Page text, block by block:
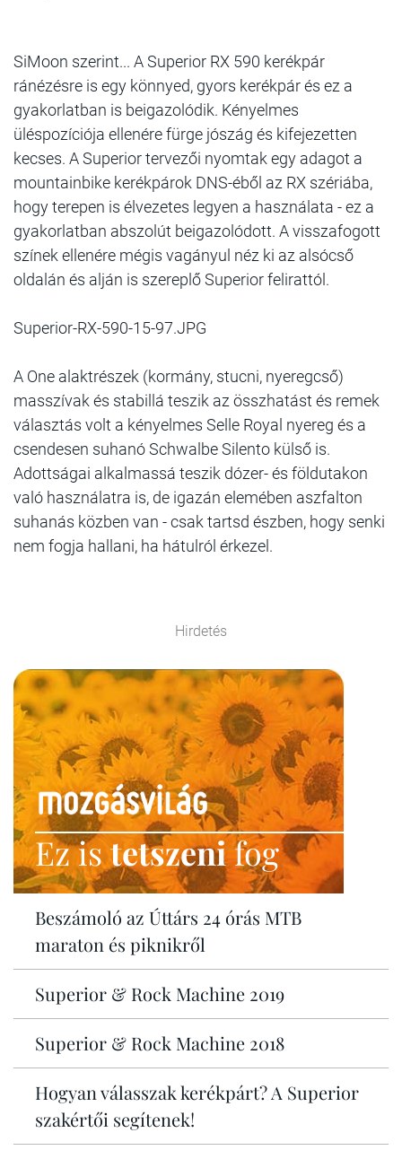
SiMoon szerint... A Superior RX 590 kerékpár
ránézésre is egy könnyed, gyors kerékpár és ez a
gyakorlatban is beigazolódik. Kényelmes
üléspozíciója ellenére fürge jószág és kifejezetten
kecses. A Superior tervezői nyomtak egy adagot a
mountainbike kerékpárok DNS-éből az RX szériába,
hogy terepen is élvezetes legyen a használata - ez a
gyakorlatban abszolút beigazolódott. A visszafogott
színek ellenére mégis vagányul néz ki az alsócső
oldalán és alján is szereplő Superior felirattól.
Superior-RX-590-15-97.JPG
A One alaktrészek (kormány, stucni, nyeregcső)
masszívak és stabillá teszik az összhatást és remek
választás volt a kényelmes Selle Royal nyereg és a
csendesen suhanó Schwalbe Silento külső is.
Adottságai alkalmassá teszik dózer- és földutakon
való használatra is, de igazán elemében aszfalton
suhanás közben van - csak tartsd észben, hogy senki
nem fogja hallani, ha hátulról érkezel.
Hirdetés
Ez istetszenifog
Beszámoló az Úttárs 24 órás MTB
maraton és piknikről
Superior & Rock Machine 2019
Superior & Rock Machine 2018
Hogyan válasszak kerékpárt? A Superior
szakértői segítenek!